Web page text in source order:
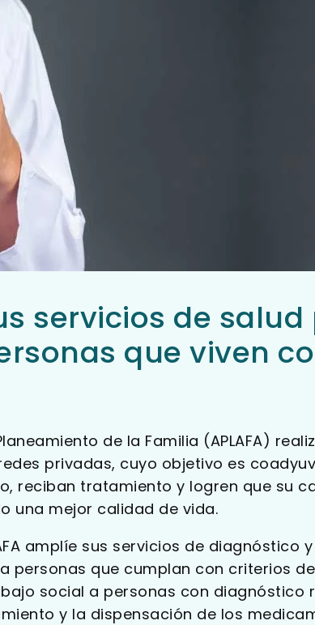
servicios de
que viven
de la Familia (APLAFA)
privadas, cuyo objetivo es
reciban tratamiento y logren que su
una mejor calidad de vida.
amplíe sus servicios de diagnóstico
personas que cumplan con criterios
social a personas con diagnóstico
y la dispensación de los